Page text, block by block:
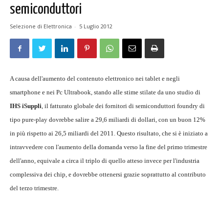
semiconduttori
Selezione di Elettronica - 5 Luglio 2012
A causa dell'aumento del contenuto elettronico nei tablet e negli
smartphone e nei Pc Ultrabook, stando alle stime stilate da uno studio di
IHS iSuppli, il fatturato globale dei fornitori di semiconduttori foundry di
tipo pure-play dovrebbe salire a 29,6 miliardi di dollari, con un buon 12%
in più rispetto ai 26,5 miliardi del 2011. Questo risultato, che si è iniziato a
intravvedere con l'aumento della domanda verso la fine del primo trimestre
dell'anno, equivale a circa il triplo di quello atteso invece per l'industria
complessiva dei chip, e dovrebbe ottenersi grazie soprattutto al contributo
del terzo trimestre.